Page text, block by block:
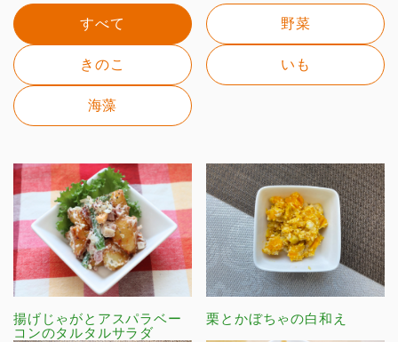
すべて 野菜
きのこ いも
海藻
揚げじゃがとアスパラベー
コンのタルタルサラダ
栗とかぼちゃの白和え